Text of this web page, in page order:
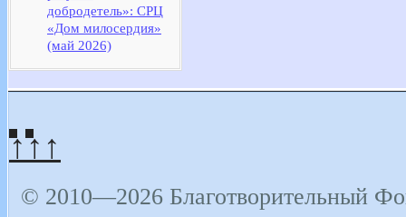
добродетель»: СРЦ
«Дом милосердия»
(май 2026)
↑↑↑
© 2010—2026 Благотворительный